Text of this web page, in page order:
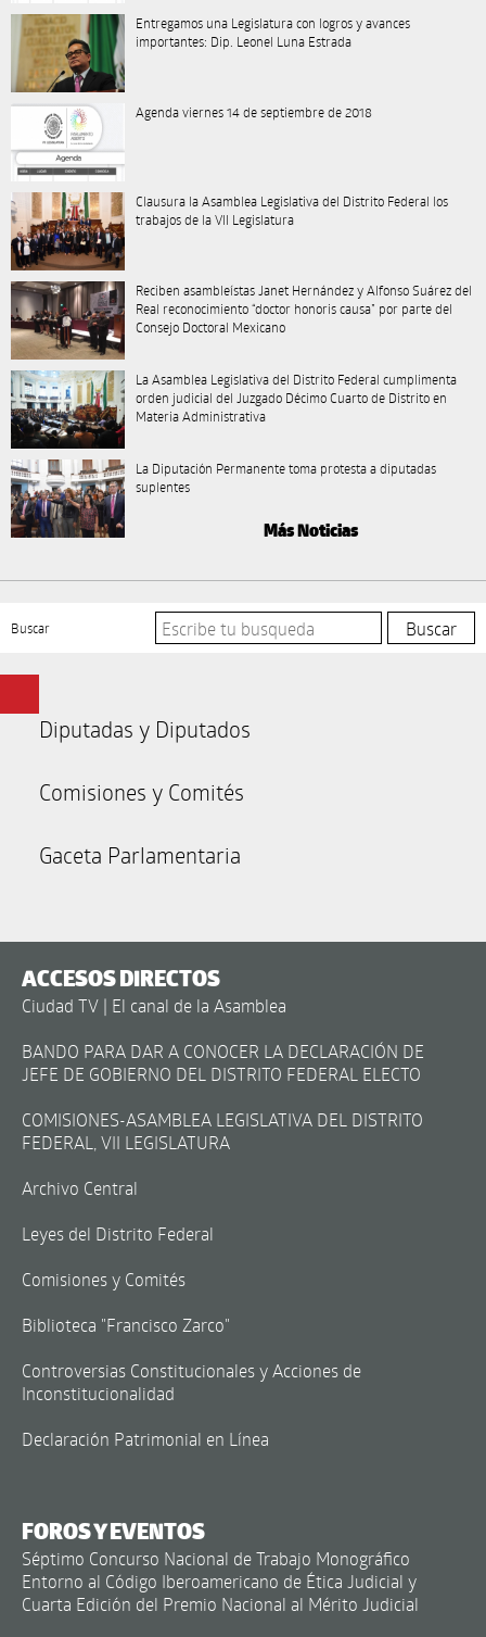
Entregamos una Legislatura con logros y avances
importantes: Dip. Leonel Luna Estrada
Agenda viernes 14 de septiembre de 2018
Clausura la Asamblea Legislativa del Distrito Federal los
trabajos de la VII Legislatura
Reciben asambleístas Janet Hernández y Alfonso Suárez del
Real reconocimiento “doctor honoris causa” por parte del
Consejo Doctoral Mexicano
La Asamblea Legislativa del Distrito Federal cumplimenta
orden judicial del Juzgado Décimo Cuarto de Distrito en
Materia Administrativa
La Diputación Permanente toma protesta a diputadas
suplentes
Más Noticias
Buscar
Diputadas y Diputados
Comisiones y Comités
Gaceta Parlamentaria
ACCESOS DIRECTOS
Ciudad TV | El canal de la Asamblea
BANDO PARA DAR A CONOCER LA DECLARACIÓN DE
JEFE DE GOBIERNO DEL DISTRITO FEDERAL ELECTO
COMISIONES-ASAMBLEA LEGISLATIVA DEL DISTRITO
FEDERAL, VII LEGISLATURA
Archivo Central
Leyes del Distrito Federal
Comisiones y Comités
Biblioteca "Francisco Zarco"
Controversias Constitucionales y Acciones de
Inconstitucionalidad
Declaración Patrimonial en Línea
FOROS Y EVENTOS
Séptimo Concurso Nacional de Trabajo Monográfico
Entorno al Código Iberoamericano de Ética Judicial y
Cuarta Edición del Premio Nacional al Mérito Judicial